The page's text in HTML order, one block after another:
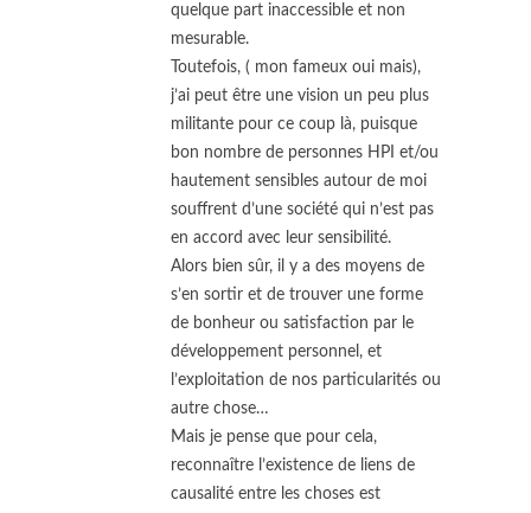
quelque part inaccessible et non
mesurable.
Toutefois, ( mon fameux oui mais),
j’ai peut être une vision un peu plus
militante pour ce coup là, puisque
bon nombre de personnes HPI et/ou
hautement sensibles autour de moi
souffrent d’une société qui n’est pas
en accord avec leur sensibilité.
Alors bien sûr, il y a des moyens de
s’en sortir et de trouver une forme
de bonheur ou satisfaction par le
développement personnel, et
l’exploitation de nos particularités ou
autre chose…
Mais je pense que pour cela,
reconnaître l’existence de liens de
causalité entre les choses est